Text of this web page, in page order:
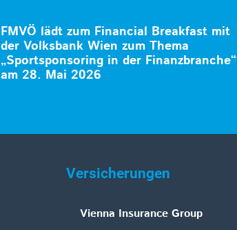
FMVÖ lädt zum Financial Breakfast mit
der Volksbank Wien zum Thema
„Sportsponsoring in der Finanzbranche“
am 28. Mai 2026
Versicherungen
Vienna Insurance Group